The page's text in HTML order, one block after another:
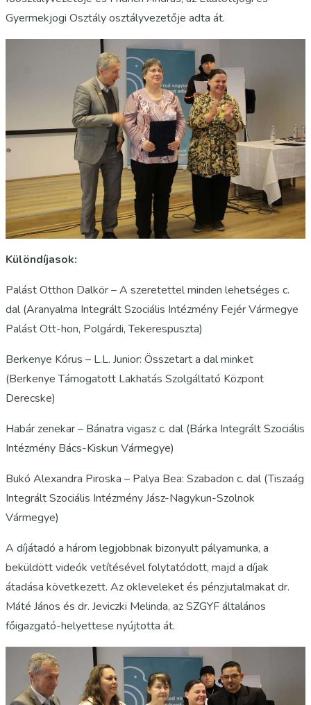
Gyermekjogi Osztály osztályvezetője adta át.
Különdíjasok:
Palást Otthon Dalkör – A szeretettel minden lehetséges c.
dal (Aranyalma Integrált Szociális Intézmény Fejér Vármegye
Palást Ott-hon, Polgárdi, Tekerespuszta)
Berkenye Kórus – L.L. Junior: Összetart a dal minket
(Berkenye Támogatott Lakhatás Szolgáltató Központ
Derecske)
Habár zenekar – Bánatra vigasz c. dal (Bárka Integrált Szociális
Intézmény Bács-Kiskun Vármegye)
Bukó Alexandra Piroska – Palya Bea: Szabadon c. dal (Tiszaág
Integrált Szociális Intézmény Jász-Nagykun-Szolnok
Vármegye)
A díjátadó a három legjobbnak bizonyult pályamunka, a
beküldött videók vetítésével folytatódott, majd a díjak
átadása következett. Az okleveleket és pénzjutalmakat dr.
Máté János és dr. Jeviczki Melinda, az SZGYF általános
főigazgató-helyettese nyújtotta át.